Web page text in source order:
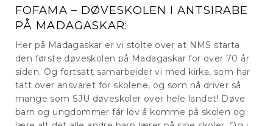
FOFAMA – DØVESKOLEN I ANTSIRABE
PÅ MADAGASKAR:
Her på Madagaskar er vi stolte over at NMS starta
den første døveskolen på Madagaskar for over 70 år
siden. Og fortsatt samarbeider vi med kirka, som har
tatt over ansvaret for skolene, og som nå driver så
mange som SJU døveskoler over hele landet! Døve
barn og ungdommer får lov å komme på skolen og